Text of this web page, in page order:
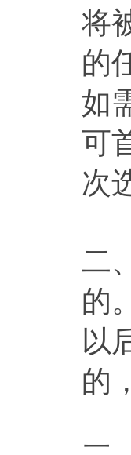
将
的
如
可
次
二
的
以
的